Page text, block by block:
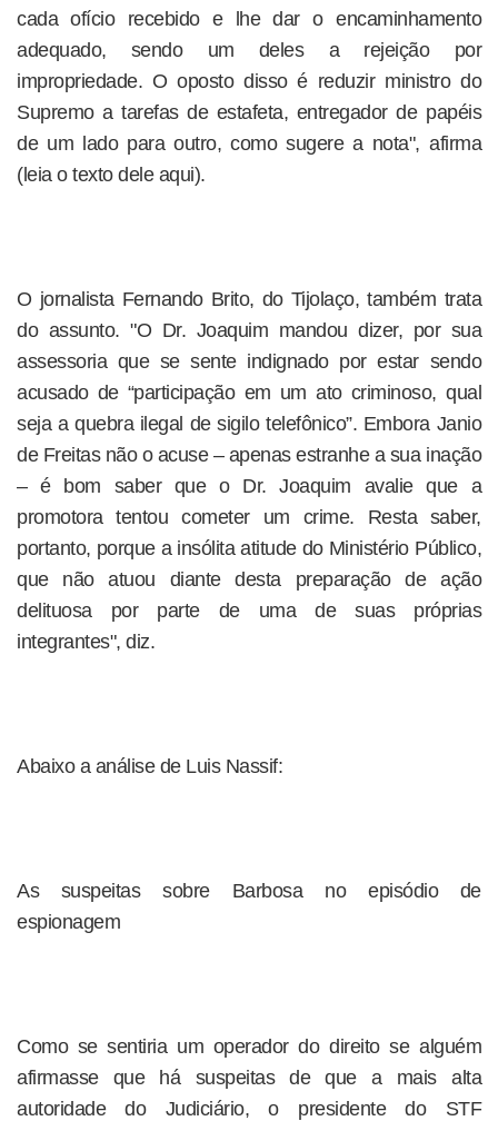
cada ofício recebido e lhe dar o encaminhamento
adequado, sendo um deles a rejeição por
impropriedade. O oposto disso é reduzir ministro do
Supremo a tarefas de estafeta, entregador de papéis
de um lado para outro, como sugere a nota", afirma
(leia o texto dele aqui).
O jornalista Fernando Brito, do Tijolaço, também trata
do assunto. "O Dr. Joaquim mandou dizer, por sua
assessoria que se sente indignado por estar sendo
acusado de “participação em um ato criminoso, qual
seja a quebra ilegal de sigilo telefônico”. Embora Janio
de Freitas não o acuse – apenas estranhe a sua inação
– é bom saber que o Dr. Joaquim avalie que a
promotora tentou cometer um crime. Resta saber,
portanto, porque a insólita atitude do Ministério Público,
que não atuou diante desta preparação de ação
delituosa por parte de uma de suas próprias
integrantes", diz.
Abaixo a análise de Luis Nassif:
As suspeitas sobre Barbosa no episódio de
espionagem
Como se sentiria um operador do direito se alguém
afirmasse que há suspeitas de que a mais alta
autoridade do Judiciário, o presidente do STF